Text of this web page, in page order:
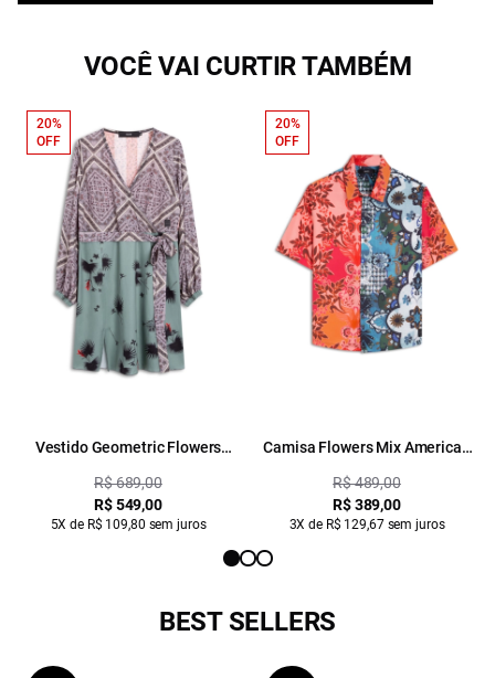
VOCÊ VAI CURTIR TAMBÉM
Vestido Geometric Flowers
R$ 689,00
R$ 549,00
5X de R$ 109,80 sem juros
20%
OFF
Camisa Flowers Mix American
R$ 489,00
R$ 389,00
3X de R$ 129,67 sem juros
20%
OFF
BEST SELLERS